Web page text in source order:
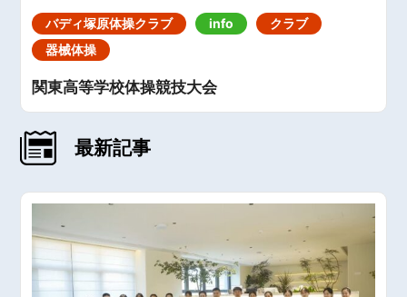
バディ塚原体操クラブ info
クラブ
器械体操
関東高等学校体操競技大会
最新記事